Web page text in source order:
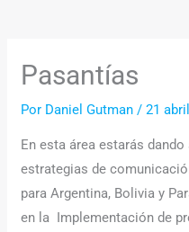
Pasantías
Por Daniel Gutman/21
En esta área estarás
estrategias de
para Argentina, Bolivia y
en la Implementación de